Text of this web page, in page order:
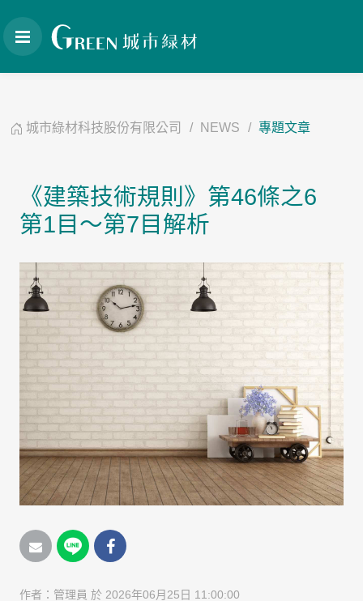
城市綠材科技股份有限公司 NEWS 專題文章
《建築技術規則》第46條之6
第1目～第7目解析
作者： 管理員 於 2026年06月25日 11:00:00